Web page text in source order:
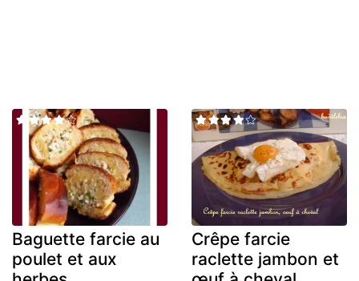
Baguette farcie au
poulet et aux
Crêpe farcie
raclette jambon et